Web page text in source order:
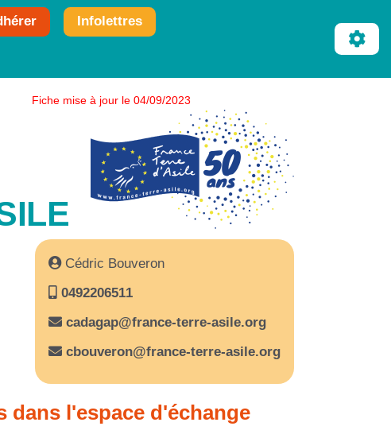
Infolettres
Fiche mise à jour le 04/09/2023
Cédric Bouveron
0492206511
cadagap@france-terre-asile.org
cbouveron@france-terre-asile.org
dans l'espace d'échange